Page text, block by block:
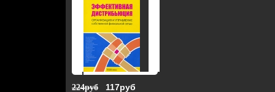
224руб 117руб